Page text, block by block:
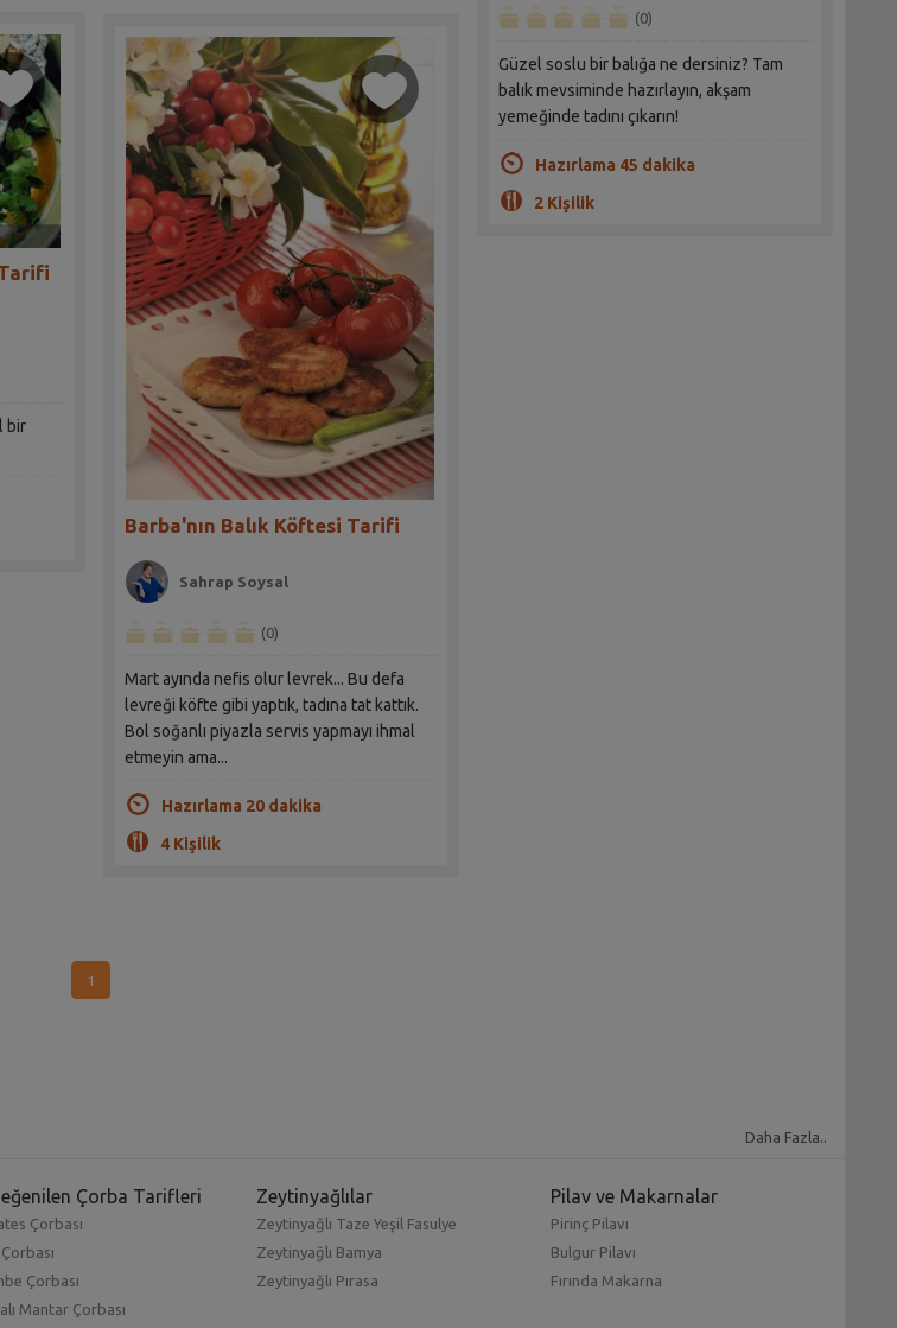
bir
Barba'nın Balık Köftesi Tarifi
Sahrap Soysal
(0)
Mart ayında nefis olur levrek... Bu defa
levreği köfte gibi yaptık, tadına tat kattık.
Bol soğanlı piyazla servis yapmayı ihmal
etmeyin ama...
Hazırlama 20 dakika
4 Kişilik
(0)
Güzel soslu bir balığa ne dersiniz? Tam
balık mevsiminde hazırlayın, akşam
yemeğinde tadını çıkarın!
Hazırlama 45 dakika
2 Kişilik
1
Daha Fazla..
Çorba Tarifleri
Çorbası
Çorbası
Mantar Çorbası
Zeytinyağlılar
Zeytinyağlı Taze Yeşil Fasulye
Zeytinyağlı Bamya
Zeytinyağlı Pırasa
Pilav ve Makarnalar
Pirinç Pilavı
Bulgur Pilavı
Fırında Makarna